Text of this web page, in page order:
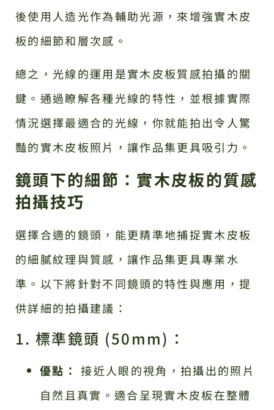
後使用人造光作為輔助光源，來增強實木皮
板的細節和層次感。
總之，光線的運用是實木皮板質感拍攝的關
鍵。通過瞭解各種光線的特性，並根據實際
情況選擇最適合的光線，你就能拍出令人驚
豔的實木皮板照片，讓作品集更具吸引力。
鏡頭下的細節：實木皮板的質感
拍攝技巧
選擇合適的鏡頭，能更精準地捕捉實木皮板
的細膩紋理與質感，讓作品集更具專業水
準。以下將針對不同鏡頭的特性與應用，提
供詳細的拍攝建議：
1. 標準鏡頭 (50mm)：
優點： 接近人眼的視角，拍攝出的照片
自然且真實。適合呈現實木皮板在整體